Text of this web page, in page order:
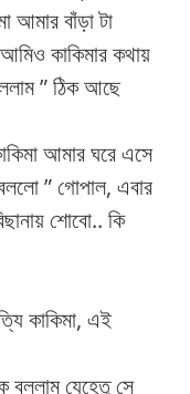
বাঁড়া টা
কাকিমার কথায়
” ঠিক আছে
আমার ঘরে এসে
” গোপাল, এবার
শোবো.. কি
কাকিমা, এই
বললাম যেহেতু সে